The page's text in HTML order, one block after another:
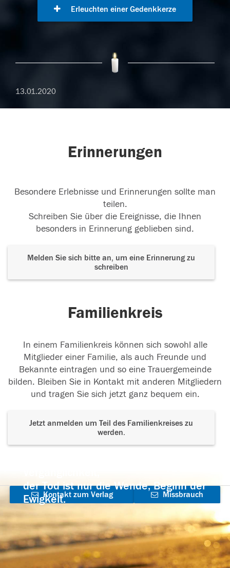
Erleuchten einer Gedenkkerze
13.01.2020
Erinnerungen
Besondere Erlebnisse und Erinnerungen sollte man
teilen.
Schreiben Sie über die Ereignisse, die Ihnen
besonders in Erinnerung geblieben sind.
Melden Sie sich bitte an, um eine Erinnerung zu
schreiben
Familienkreis
In einem Familienkreis können sich sowohl alle
Mitglieder einer Familie, als auch Freunde und
Bekannte eintragen und so eine Trauergemeinde
bilden. Bleiben Sie in Kontakt mit anderen Mitgliedern
und tragen Sie sich jetzt ganz bequem ein.
Jetzt anmelden um Teil des Familienkreises zu
werden.
der Tod ist nur die Wende, Beginn der
Ewigkeit.
Kontakt zum Verlag
aufnehmen
Missbrauch